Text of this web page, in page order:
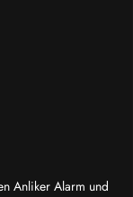
Anliker Alarm und